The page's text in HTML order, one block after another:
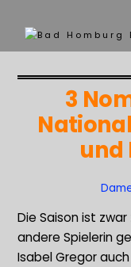
3
und
Die Saison ist
andere Spielerin
Isabel Gregor